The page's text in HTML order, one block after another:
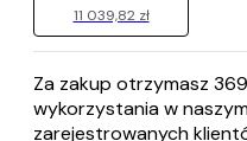
11 039,82 zł
Za zakup otrzymasz
wykorzystania w
zarejestrowanych